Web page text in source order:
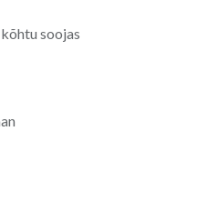
soojas